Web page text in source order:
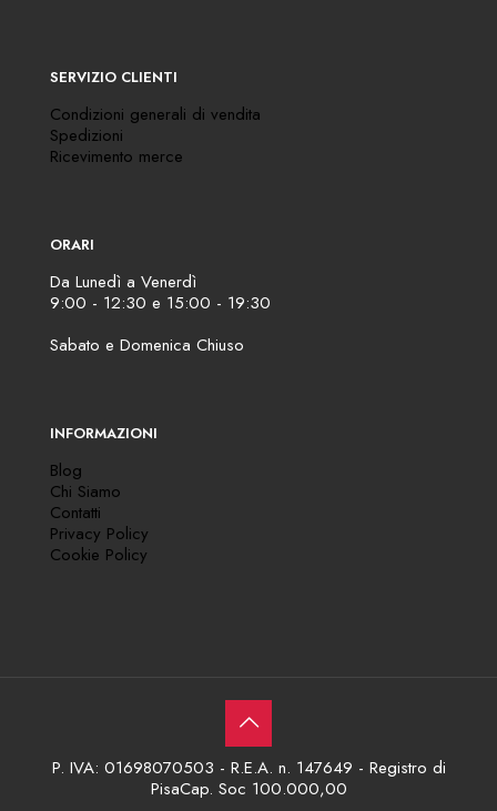
SERVIZIO CLIENTI
Condizioni generali di vendita
Spedizioni
Ricevimento merce
ORARI
Da Lunedì a Venerdì
9:00 - 12:30 e 15:00 - 19:30
Sabato e Domenica Chiuso
INFORMAZIONI
Blog
Chi Siamo
Contatti
Privacy Policy
Cookie Policy
P. IVA: 01698070503 - R.E.A. n. 147649 - Registro di
PisaCap. Soc 100.000,00